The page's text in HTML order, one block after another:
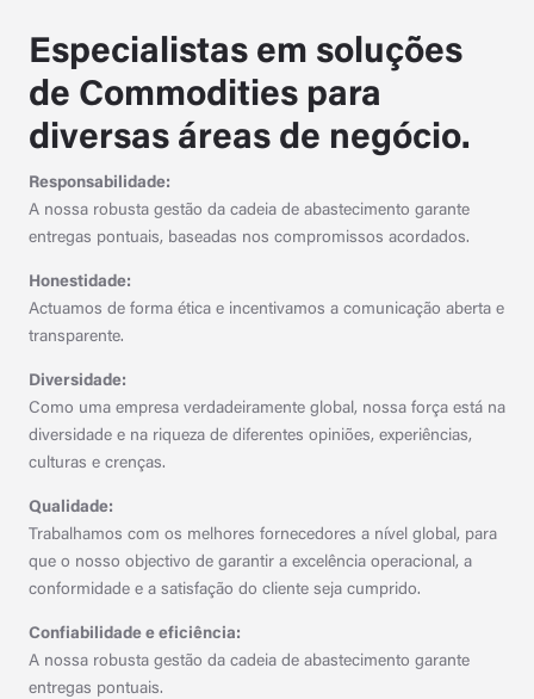
Especialistas em soluções
de Commodities para
diversas áreas de negócio.
Responsabilidade:
A nossa robusta gestão da cadeia de abastecimento garante
entregas pontuais, baseadas nos compromissos acordados.
Honestidade:
Actuamos de forma ética e incentivamos a comunicação aberta e
transparente.
Diversidade:
Como uma empresa verdadeiramente global, nossa força está na
diversidade e na riqueza de diferentes opiniões, experiências,
culturas e crenças.
Qualidade:
Trabalhamos com os melhores fornecedores a nível global, para
que o nosso objectivo de garantir a excelência operacional, a
conformidade e a satisfação do cliente seja cumprido.
Confiabilidade e eficiência:
A nossa robusta gestão da cadeia de abastecimento garante
entregas pontuais.